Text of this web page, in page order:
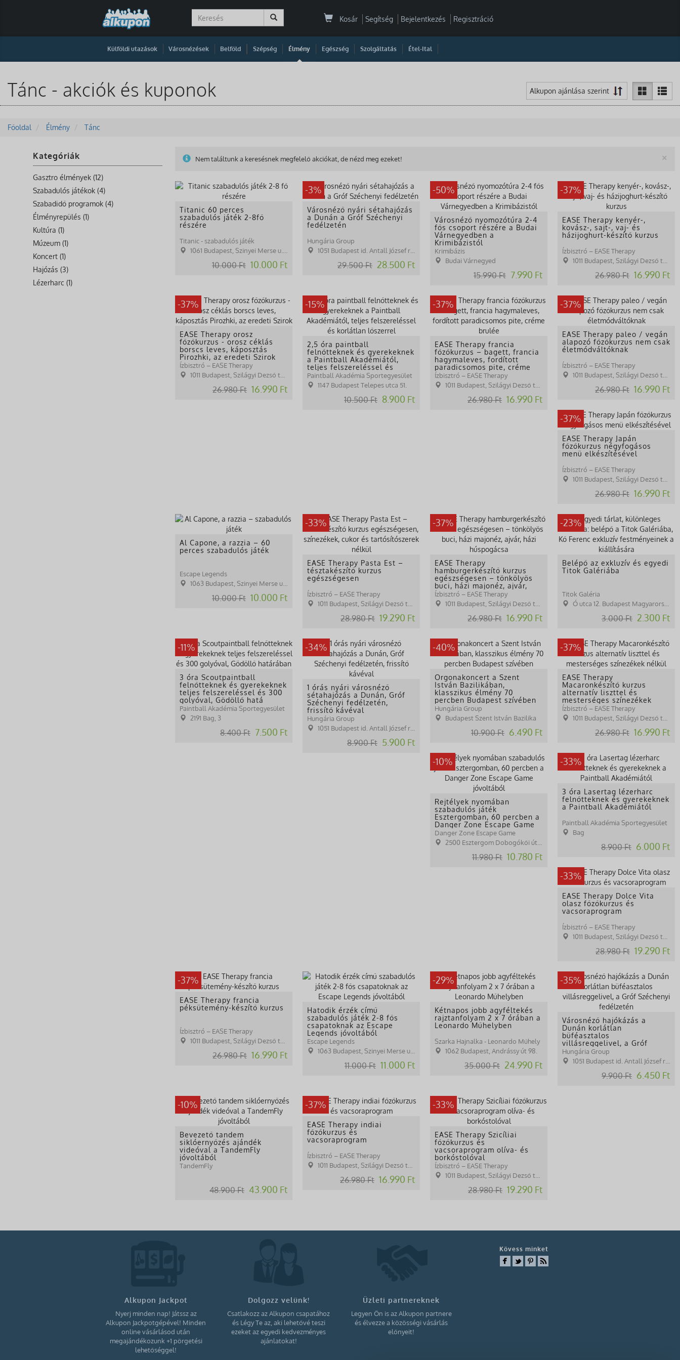
Kosár Segítség Bejelentkezés Regisztráció
Külföldi utazások Városnézések Belföld Szépség Élmény Egészség Szolgáltatás Étel-Ital
Tánc - akciók és kuponok
Főoldal Élmény Tánc
Kategóriák
Gasztro élmények (12)
Szabadulós játékok (4)
Szabadidő programok (4)
Élményrepülés (1)
Kultúra (1)
Múzeum (1)
Koncert (1)
Hajózás (3)
Lézerharc (1)
×
Nem találtunk a keresésnek megfelelő akciókat, de nézd meg ezeket!
Titanic 60 perces
szabadulós játék 2-8fő
részére
Titanic - szabadulós játék
1061 Budapest, Szinyei Merse u. 3.
10.000 Ft 10.000 Ft
-3%
Városnéző nyári sétahajózás
a Dunán a Gróf Széchenyi
fedélzetén
Hungária Group
1051 Budapest id. Antall József rkp
29.500 Ft 28.500 Ft
-50%
Városnéző nyomozótúra 2-4
fős csoport részére a Budai
Várnegyedben a
Krimibázistól
Krimibázis
Budai Várnegyed
15.990 Ft 7.990 Ft
-37%
EASE Therapy kenyér-,
kovász-, sajt-, vaj- és
házijoghurt-készítő kurzus
Ízbisztró – EASE Therapy
1011 Budapest, Szilágyi Dezső tér 1.
26.980 Ft 16.990 Ft
-37%
EASE Therapy orosz
főzőkurzus - orosz céklás
borscs leves, káposztás
Pirozhki, az eredeti Szirok
Ízbisztró – EASE Therapy
1011 Budapest, Szilágyi Dezső tér 1.
26.980 Ft 16.990 Ft
-15%
2,5 óra paintball
felnőtteknek és gyerekeknek
a Paintball Akadémiától,
teljes felszereléssel és
korlátlan lőszerrel
Paintball Akadémia Sportegyesület
1147 Budapest Telepes utca 51.
10.500 Ft 8.900 Ft
-37%
EASE Therapy francia
főzőkurzus – bagett, francia
hagymaleves, fordított
paradicsomos pite, créme
brulée
Ízbisztró – EASE Therapy
1011 Budapest, Szilágyi Dezső tér 1.
26.980 Ft 16.990 Ft
-37%
EASE Therapy paleo / vegán
alapozó főzőkurzus nem csak
életmódváltóknak
Ízbisztró – EASE Therapy
1011 Budapest, Szilágyi Dezső tér 1.
26.980 Ft 16.990 Ft
-37%
EASE Therapy Japán
főzőkurzus négyfogásos
menü elkészítésével
Ízbisztró – EASE Therapy
1011 Budapest, Szilágyi Dezső tér 1.
26.980 Ft 16.990 Ft
Al Capone, a razzia – 60
perces szabadulós játék
Escape Legends
1063 Budapest, Szinyei Merse utca 3.
10.000 Ft 10.000 Ft
-33%
EASE Therapy Pasta Est –
tésztakészítő kurzus
egészségesen
Ízbisztró – EASE Therapy
1011 Budapest, Szilágyi Dezső tér 1.
28.980 Ft 19.290 Ft
-37%
EASE Therapy
hamburgerkészítő kurzus
egészségesen – tönkölyös
buci, házi majonéz, ajvár,
házi húspog
Ízbisztró – EASE Therapy
1011 Budapest, Szilágyi Dezső tér 1.
26.980 Ft 16.990 Ft
-23%
Belépő az exkluzív és egyedi
Titok Galériába
Titok Galéria
Ó utca 12. Budapest Magyarország 1066
3.000 Ft 2.300 Ft
-11%
3 óra Scoutpaintball
felnőtteknek és gyerekeknek
teljes felszereléssel és 300
golyóval, Gödöllő hatá
Paintball Akadémia Sportegyesület
2191 Bag, 3
8.400 Ft 7.500 Ft
-34%
1 órás nyári városnéző
sétahajózás a Dunán, Gróf
Széchenyi fedélzetén,
frissítő kávéval
Hungária Group
1051 Budapest id. Antall József rkp
8.900 Ft 5.900 Ft
-40%
Orgonakoncert a Szent
István Bazilikában,
klasszikus élmény 70
percben Budapest szívében
Hungária Group
Budapest Szent István Bazilika
10.900 Ft 6.490 Ft
-37%
EASE Therapy
Macaronkészítő kurzus
alternatív liszttel és
mesterséges színezékek
nélkül
Ízbisztró – EASE Therapy
1011 Budapest, Szilágyi Dezső tér 1.
26.980 Ft 16.990 Ft
-10%
Rejtélyek nyomában
szabadulós játék
Esztergomban, 60 percben a
Danger Zone Escape Game
jóvoltából
Danger Zone Escape Game
2500 Esztergom Dobogókői út 78.
11.980 Ft 10.780 Ft
-33%
3 óra Lasertag lézerharc
felnőtteknek és gyerekeknek
a Paintball Akadémiától
Paintball Akadémia Sportegyesület
Bag
8.900 Ft 6.000 Ft
-33%
EASE Therapy Dolce Vita
olasz főzőkurzus és
vacsoraprogram
Ízbisztró – EASE Therapy
1011 Budapest, Szilágyi Dezső tér 1.
28.980 Ft 19.290 Ft
-37%
EASE Therapy francia
péksütemény-készítő kurzus
Ízbisztró – EASE Therapy
1011 Budapest, Szilágyi Dezső tér 1.
26.980 Ft 16.990 Ft
Hatodik érzék című
szabadulós játék 2-8 fős
csapatoknak az Escape
Legends jóvoltából
Escape Legends
1063 Budapest, Szinyei Merse utca 3.
11.000 Ft 11.000 Ft
-29%
Kétnapos jobb agyféltekés
rajztanfolyam 2 x 7 órában a
Leonardo Műhelyben
Szarka Hajnalka - Leonardo Műhely
1062 Budapest, Andrássy út 98.
35.000 Ft 24.990 Ft
-35%
Városnéző hajókázás a
Dunán korlátlan
büféasztalos
villásreggelivel, a Gróf
Széchenyi fedélzetén
Hungária Group
1051 Budapest id. Antall József rkp
9.900 Ft 6.450 Ft
-10%
Bevezető tandem
siklóernyőzés ajándék
videóval a TandemFly
jóvoltából
TandemFly
48.900 Ft 43.900 Ft
-37%
EASE Therapy indiai
főzőkurzus és
vacsoraprogram
Ízbisztró – EASE Therapy
1011 Budapest, Szilágyi Dezső tér 1.
26.980 Ft 16.990 Ft
-33%
EASE Therapy Szicíliai
főzőkurzus és
vacsoraprogram olíva- és
borkóstolóval
Ízbisztró – EASE Therapy
1011 Budapest, Szilágyi Dezső tér 1.
28.980 Ft 19.290 Ft
Alkupon Jackpot
Nyerj minden nap! Játssz az
Alkupon Jackpotgépével! Minden
online vásárlásod után
megajándékozunk +1 pörgetési
lehetőséggel!
Dolgozz velünk!
Csatlakozz az Alkupon csapatához
és Légy Te az, aki lehetővé teszi
ezeket az egyedi kedvezményes
ajánlatokat!
Üzleti partnereknek
Legyen Ön is az Alkupon partnere
és élvezze a közösségi vásárlás
előnyeit!
Kövess minket